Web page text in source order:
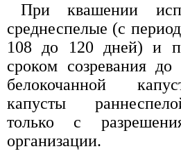
При квашении
среднеспелые (с
108 до 120 дней) и
сроком созревания
белокочанной
капусты
только с
организации.